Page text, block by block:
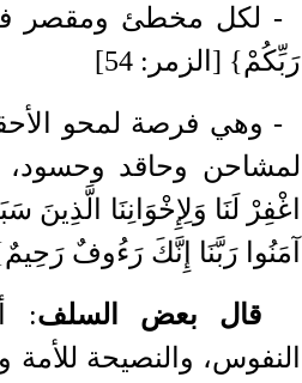
- لكل مخطئ ومقصر في
رَبِّكُمْ} [الزمر : 54]
- وهي فرصة لمحو
لمشاحن وحاقد وحسود،
اغْفِرْ لَنَا وَلِإِخْوَانِنَا الَّذِينَ
آمَنُوا رَبَّنَا إِنَّكَ رَءُوفٌ
قال بعض السلف:
النفوس، والنصيحة للأمة